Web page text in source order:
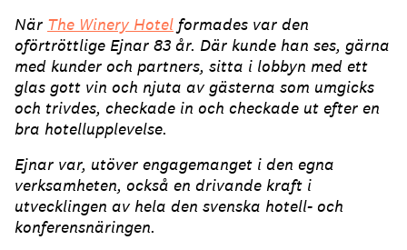
När The Winery Hotel formades var den
oförtröttlige Ejnar 83 år. Där kunde han ses, gärna
med kunder och partners, sitta i lobbyn med ett
glas gott vin och njuta av gästerna som umgicks
och trivdes, checkade in och checkade ut efter en
bra hotellupplevelse.
Ejnar var, utöver engagemanget i den egna
verksamheten, också en drivande kraft i
utvecklingen av hela den svenska hotell- och
konferensnäringen.